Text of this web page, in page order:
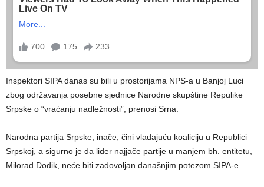
Inspektori SIPA danas su bili u prostorijama NPS-a u Banjoj Luci
zbog održavanja posebne sjednice Narodne skupštine Repulike
Srpske o “vraćanju nadležnosti”, prenosi Srna.
Narodna partija Srpske, inače, čini vladajuću koaliciju u Republici
Srpskoj, a sigurno je da lider najjače partije u manjem bh. entitetu,
Milorad Dodik, neće biti zadovoljan današnjim potezom SIPA-e.